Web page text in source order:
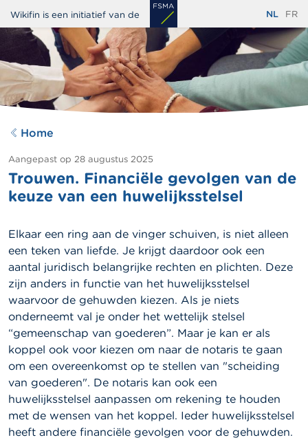
Overslaan
en
de
inhoud
gaan
Wikifin is een initiatief van de NL FR
Home
Aangepast op 28 augustus 2025
Trouwen. Financiële gevolgen van de
keuze van een huwelijksstelsel
Elkaar een ring aan de vinger schuiven, is niet alleen
een teken van liefde. Je krijgt daardoor ook een
aantal juridisch belangrijke rechten en plichten. Deze
zijn anders in functie van het huwelijksstelsel
waarvoor de gehuwden kiezen. Als je niets
onderneemt val je onder het wettelijk stelsel
“gemeenschap van goederen”. Maar je kan er als
koppel ook voor kiezen om naar de notaris te gaan
om een overeenkomst op te stellen van "scheiding
van goederen". De notaris kan ook een
huwelijksstelsel aanpassen om rekening te houden
met de wensen van het koppel. Ieder huwelijksstelsel
heeft andere financiële gevolgen voor de gehuwden.